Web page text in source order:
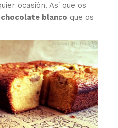
ocasión. Así que os
blanco que os